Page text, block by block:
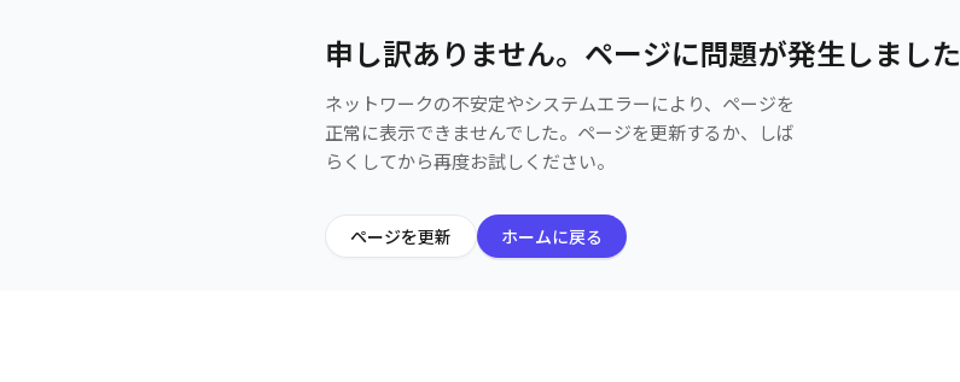
申し訳ありません。ページに問題が発生しました
ネットワークの不安定やシステムエラーにより、ページを
正常に表示できませんでした。ページを更新するか、しば
らくしてから再度お試しください。
ページを更新 ホームに戻る